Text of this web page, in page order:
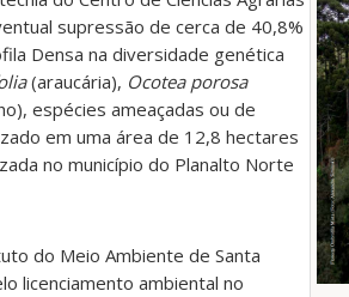
supressão de cerca de 40,8%
Densa na diversidade genética
(araucária), Ocotea porosa
espécies ameaçadas ou de
em uma área de 12,8 hectares
no município do Planalto Norte
do Meio Ambiente de Santa
licenciamento ambiental no